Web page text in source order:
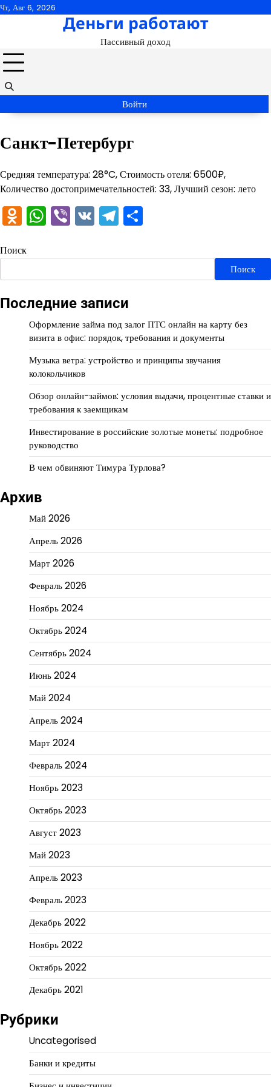
Перейти
Чт, Авг 6, 2026
Деньги работают
Пассивный доход
Войти
Санкт-Петербург
Средняя температура: 28°C, Стоимость отеля: 6500₽,
Количество достопримечательностей: 33, Лучший сезон: лето
Odnoklassniki
WhatsApp
Viber
VKTelegram
Поиск
Поиск
Последние записи
Оформление займа под залог ПТС онлайн на карту без
визита в офис: порядок, требования и документы
Музыка ветра: устройство и принципы звучания
колокольчиков
Обзор онлайн-займов: условия выдачи, процентные ставки и
требования к заемщикам
Инвестирование в российские золотые монеты: подробное
руководство
В чем обвиняют Тимура Турлова?
Архив
Май 2026
Апрель 2026
Март 2026
Февраль 2026
Ноябрь 2024
Октябрь 2024
Сентябрь 2024
Июнь 2024
Май 2024
Апрель 2024
Март 2024
Февраль 2024
Ноябрь 2023
Октябрь 2023
Август 2023
Май 2023
Апрель 2023
Февраль 2023
Декабрь 2022
Ноябрь 2022
Октябрь 2022
Декабрь 2021
Рубрики
Uncategorised
Банки и кредиты